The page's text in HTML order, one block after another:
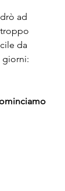
ad
da
giorni: